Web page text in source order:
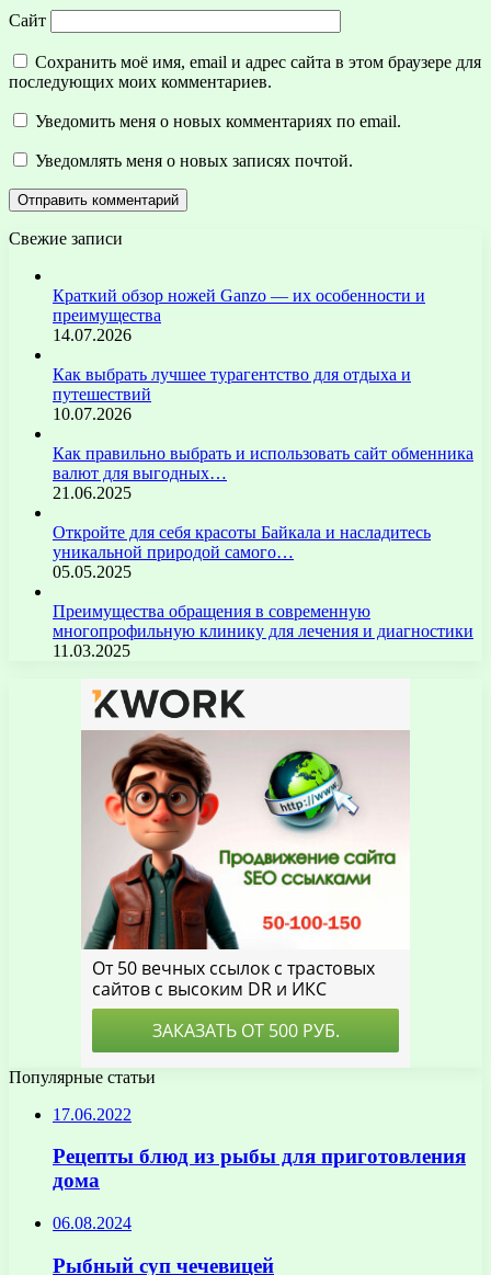
Сайт
Сохранить моё имя, email и адрес сайта в этом браузере для
последующих моих комментариев.
Уведомить меня о новых комментариях по email.
Уведомлять меня о новых записях почтой.
Свежие записи
Краткий обзор ножей Ganzo — их особенности и
преимущества
14.07.2026
Как выбрать лучшее турагентство для отдыха и
путешествий
10.07.2026
Как правильно выбрать и использовать сайт обменника
валют для выгодных…
21.06.2025
Откройте для себя красоты Байкала и насладитесь
уникальной природой самого…
05.05.2025
Преимущества обращения в современную
многопрофильную клинику для лечения и диагностики
11.03.2025
Популярные статьи
17.06.2022
Рецепты блюд из рыбы для приготовления
дома
06.08.2024
Рыбный суп чечевицей